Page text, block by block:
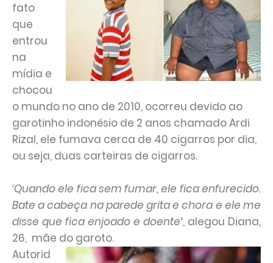
fato
que
entrou
na
mídia e
chocou
o mundo no ano de 2010, ocorreu devido ao
garotinho indonésio de 2 anos chamado Ardi
Rizal, ele fumava cerca de 40 cigarros por dia,
ou seja, duas carteiras de cigarros.
‘Quando ele fica sem fumar, ele fica enfurecido.
Bate a cabeça na parede grita e chora e ele me
disse que fica enjoado e doente‘, alegou Diana,
26, mãe do garoto.
Autorid